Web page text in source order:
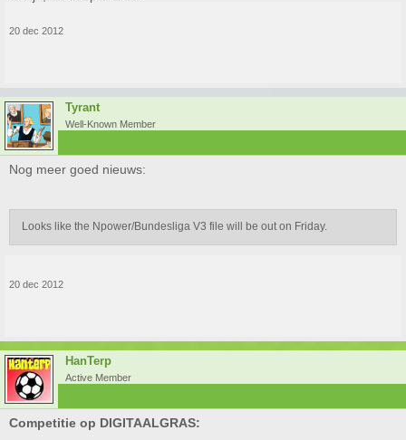
20 dec 2012
Tyrant
Well-Known Member
Nog meer goed nieuws:
Looks like the Npower/Bundesliga V3 file will be out on Friday.
20 dec 2012
HanTerp
Active Member
Competitie op DIGITAALGRAS: